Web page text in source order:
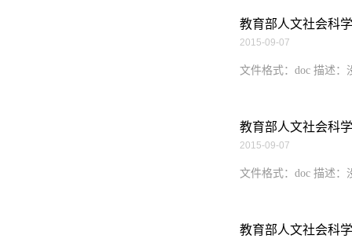
教育部人文社会科
2015-09-07
文件格式：doc 描述：
教育部人文社会科
2015-09-07
文件格式：doc 描述：
教育部人文社会科